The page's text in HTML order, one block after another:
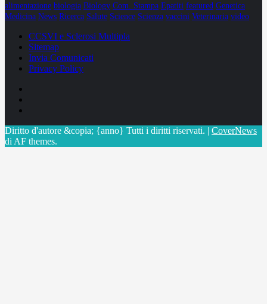
alimentazione biologia Biology Com. Stampa Epatiti featured Genetica
Medicina News Ricerca Salute Science Scienza vaccini Veterinaria video
CCSVI e Sclerosi Multipla
Sitemap
Invia Comunicati
Privacy Policy
Diritto d'autore &copia; {anno} Tutti i diritti riservati. | CoverNews
di AF themes.